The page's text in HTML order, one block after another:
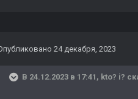
24 декабря, 2023
В 24.12.2023 в 17:41, kto? i?